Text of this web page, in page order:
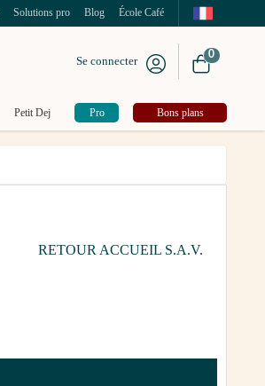
Solutions pro Blog École Café
Se connecter 0
Petit Dej Pro Bons plans
RETOUR ACCUEIL S.A.V.